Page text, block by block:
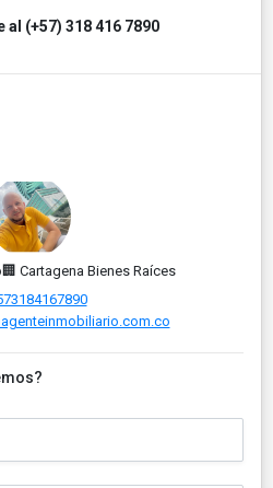
(+57) 318 416 7890
Cartagena Bienes Raíces